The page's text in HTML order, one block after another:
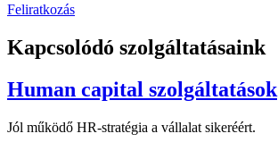
Feliratkozás
Kapcsolódó szolgáltatásaink
Human capital szolgáltatások
Jól működő HR-stratégia a vállalat sikeréért.